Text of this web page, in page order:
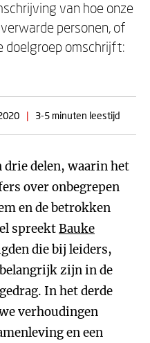
van hoe onze
personen, of
doelgroep omschrijft:
| 3-5 minuten leestijd
drie delen, waarin het
over onbegrepen
en de betrokken
spreektBauke
die bij leiders,
zijn in de
In het derde
verhoudingen
en een